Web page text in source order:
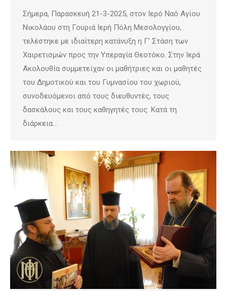
Σήμερα, Παρασκευή 21-3-2025, στον Ιερό Ναό Αγίου
Νικολάου στη Γουριά Ιερή Πόλη Μεσολογγίου,
τελέστηκε με ιδιαίτερη κατάνυξη η Γ’ Στάση των
Χαιρετισμών προς την Υπεραγία Θεοτόκο. Στην Ιερά
Ακολουθία συμμετείχαν οι μαθήτριες και οι μαθητές
του Δημοτικού και του Γυμνασίου του χωριού,
συνοδευόμενοι από τους διευθυντές, τους
δασκάλους και τους καθηγητές τους. Κατά τη
διάρκεια…